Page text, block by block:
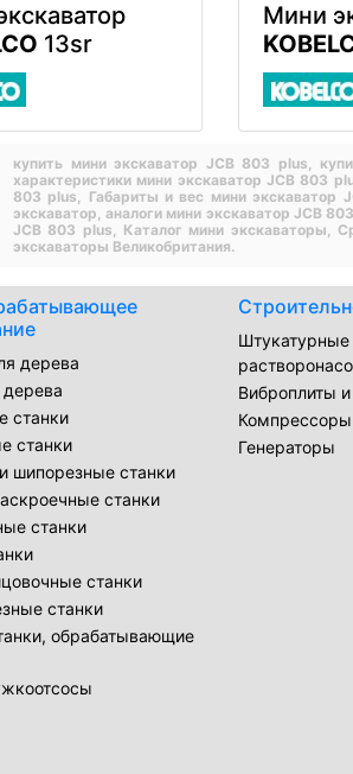
13sr
Мини
купить мини экскаватор JCB 803 plus,
характеристики мини экскаватор JCB 803
803 plus, Габариты и вес мини экскаватор
экскаватор,аналоги мини экскаватор JCB
JCB 803 plus, Каталог мини экскаваторы,
экскаваторы Великобритания.
дерева
станки
станки
шипорезные станки
станки
станки
станки
станки
обрабатывающие
Штукатурные
Виброплиты
Компрессоры
Генераторы